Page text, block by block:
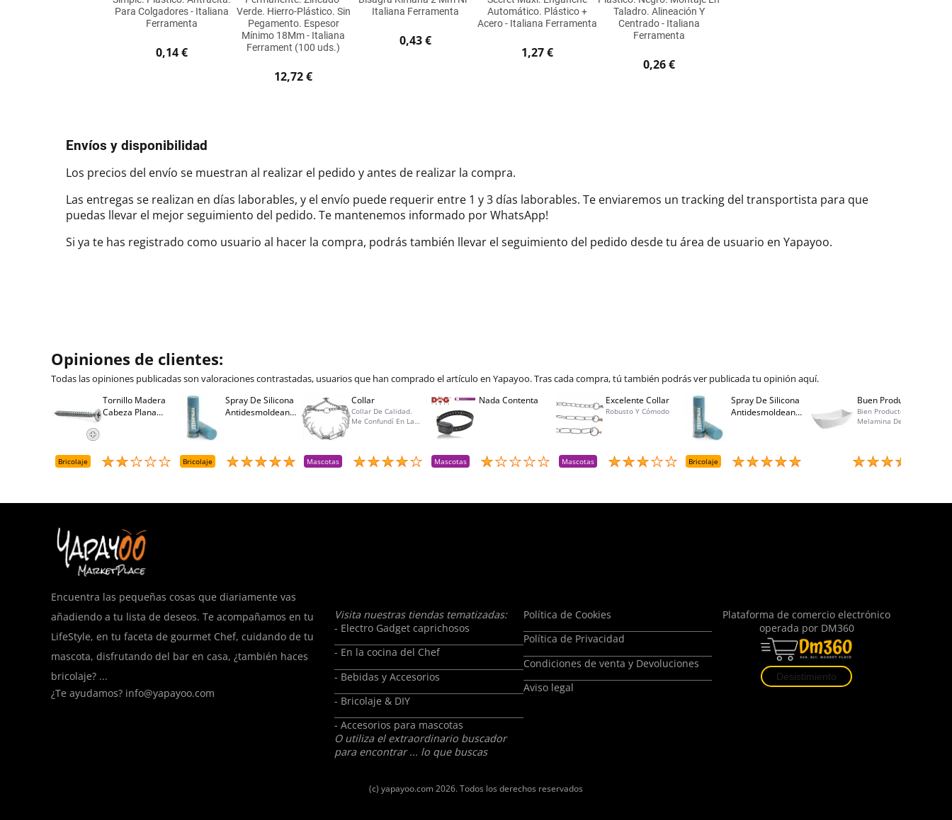
Para Colgadores - Italiana
Ferramenta
0,14 €
Verde. Hierro-Plástico. Sin
Pegamento. Espesor
Mínimo 18Mm - Italiana
Ferrament (100 uds.)
12,72 €
Italiana Ferramenta
0,43 €
Automático. Plástico +
Acero - Italiana Ferramenta
1,27 €
Taladro. Alineación Y
Centrado - Italiana
Ferramenta
0,26 €
Envíos y disponibilidad
Los precios del envío se muestran al realizar el pedido y antes de realizar la compra.
Las entregas se realizan en días laborables, y el envío puede requerir entre 1 y 3 días laborables. Te enviaremos un tracking del transportista para que
puedas llevar el mejor seguimiento del pedido. Te mantenemos informado por WhatsApp!
Si ya te has registrado como usuario al hacer la compra, podrás también llevar el seguimiento del pedido desde tu área de usuario en Yapayoo.
Opiniones de clientes:
Todas las opiniones publicadas son valoraciones contrastadas, usuarios que han comprado el artículo en Yapayoo. Tras cada compra, tú también podrás ver publicada tu opinión aquí.
Tornillo Madera
Cabeza Plana
Bricolaje
Spray De Silicona
Antidesmoldeante
Bricolaje
Collar
Collar De Calidad.
Me Confundí En La
Devolución Y Lo
Reemplacé Por La
Mascotas
Nada Contenta
Mascotas
Excelente Collar
Robusto Y Cómodo
Mascotas
Spray De Silicona
Antidesmoldeante
Bricolaje
Buen Producto
Bien Producto,
Melamina De
Entrega Rápida
Encuentra las pequeñas cosas que diariamente vas
añadiendo a tu lista de deseos. Te acompañamos en tu
LifeStyle, en tu faceta de gourmet Chef, cuidando de tu
mascota, disfrutando del bar en casa, ¿también haces
bricolaje? ...
¿Te ayudamos? info@yapayoo.com
Visita nuestras tiendas tematizadas:
- Electro Gadget caprichosos
- En la cocina del Chef
- Bebidas y Accesorios
- Bricolaje & DIY
- Accesorios para mascotas
O utiliza el extraordinario buscador
para encontrar ... lo que buscas
Política de Cookies
Política de Privacidad
Condiciones de venta y Devoluciones
Aviso legal
Plataforma de comercio electrónico
operada por DM360
Desistimiento
(c) yapayoo.com 2026. Todos los derechos reservados